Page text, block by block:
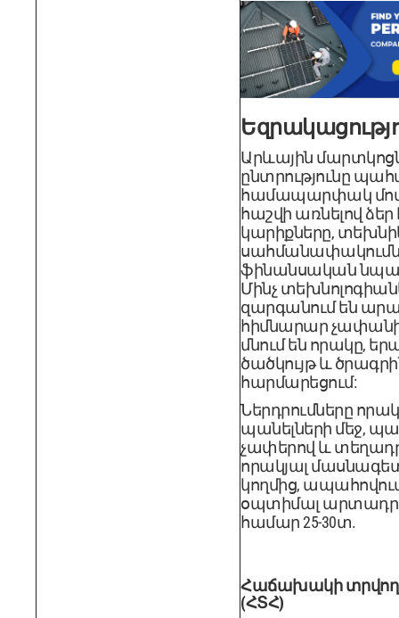
Արևային
ընտրությունը
համապարփակ
հաշվի առնելով
կարիքները,
ֆինանսական
Մինչ
զարգանում են
հիմնարար
մնում են որակը,
ծածկույթ և
հարմարեցում:
Ներդրումները
պանելների մեջ,
չափերով և
որակյալ
կողմից,
օպտիմալ
համար 25-30տ.
Հաճախակի տրվող
(ՀՏՀ)